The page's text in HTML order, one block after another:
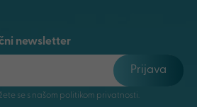
newsletter
Prijava
se s našom politikom privatnosti.